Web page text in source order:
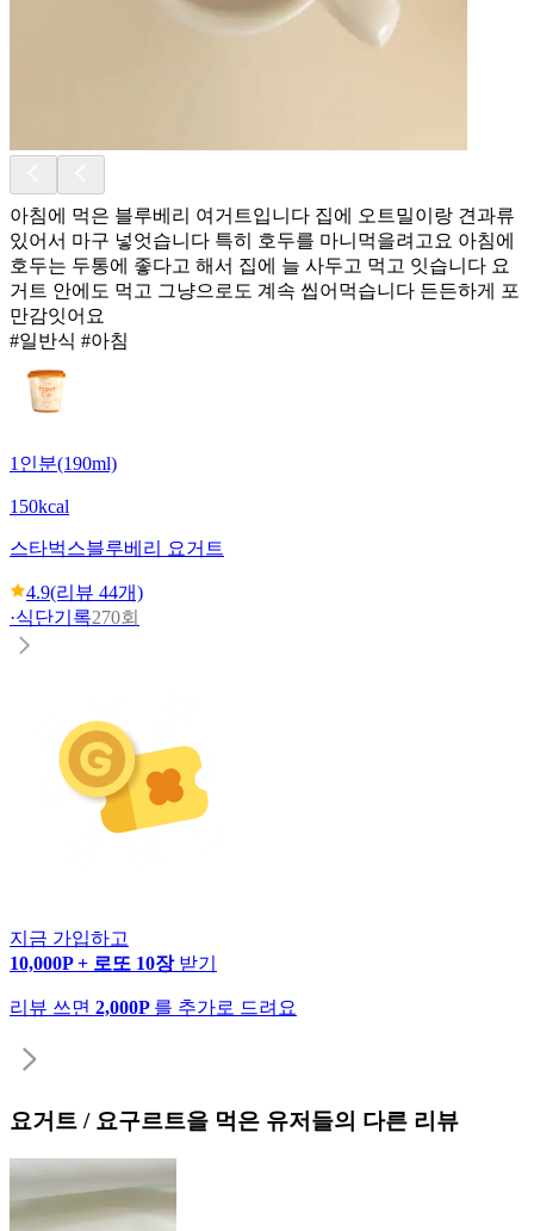
아침에 먹은 블루베리 여거트입니다 집에 오트밀이랑 견과류
있어서 마구 넣엇습니다 특히 호두를 마니먹을려고요 아침에
호두는 두통에 좋다고 해서 집에 늘 사두고 먹고 잇습니다 요
거트 안에도 먹고 그냥으로도 계속 씹어먹습니다 든든하게 포
만감잇어요
#일반식 #아침
1인분(190ml)
150kcal
스타벅스블루베리 요거트
4.9(리뷰 44개)
·식단기록270회
지금 가입하고
10,000P + 로또 10장 받기
리뷰 쓰면 2,000P 를 추가로 드려요
요거트 / 요구르트을 먹은 유저들의 다른 리뷰